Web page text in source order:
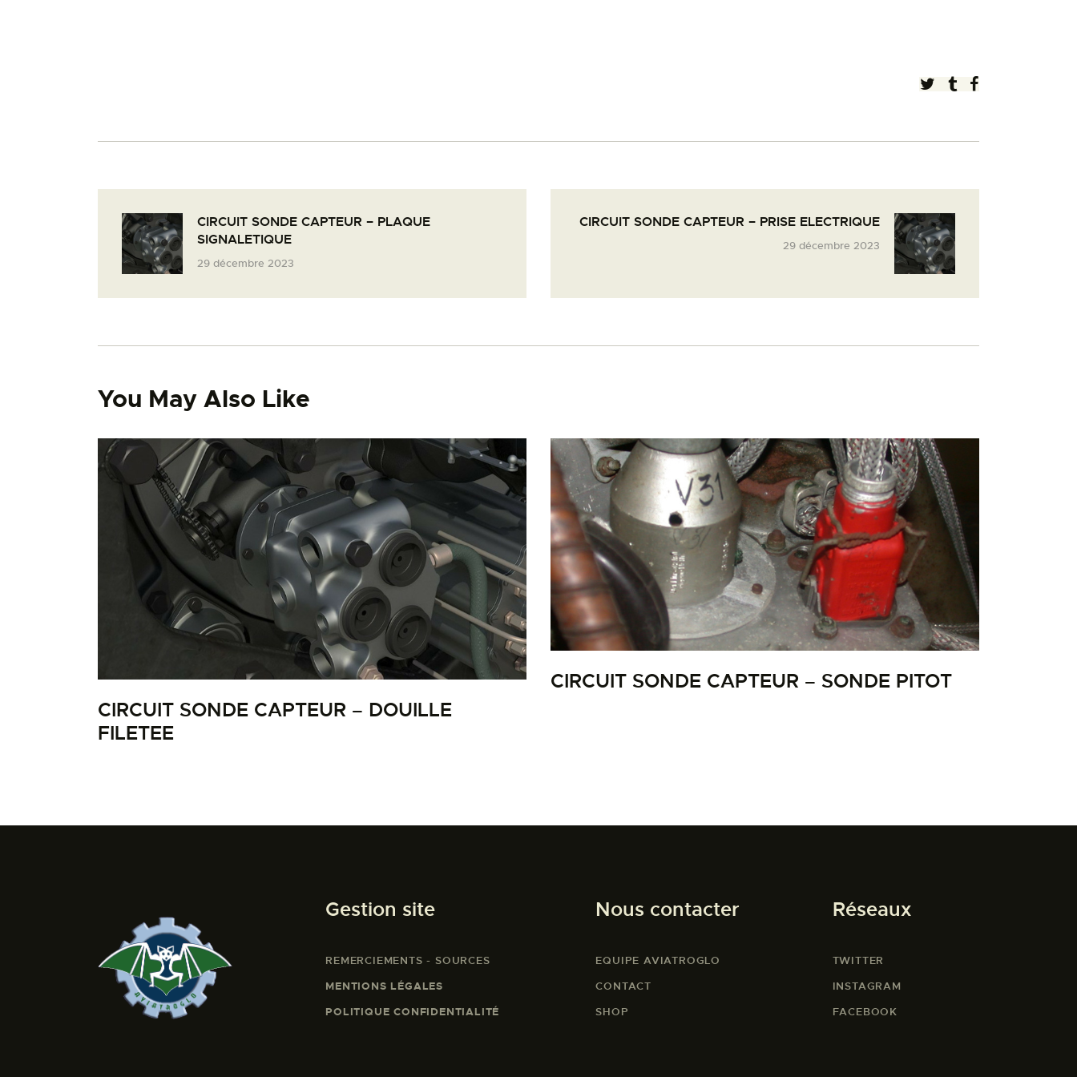
AGO
L’ATELIER DE L’AIR
CIRCUIT SONDE CAPTEUR – PLAQUE
SIGNALETIQUE
29 décembre 2023
CIRCUIT SONDE CAPTEUR – PRISE ELECTRIQUE
29 décembre 2023
You May Also Like
CIRCUIT SONDE CAPTEUR – DOUILLE
FILETEE
CIRCUIT SONDE CAPTEUR – SONDE PITOT
Gestion site
REMERCIEMENTS - SOURCES
MENTIONS LÉGALES
POLITIQUE CONFIDENTIALITÉ
Nous contacter
EQUIPE AVIATROGLO
CONTACT
SHOP
Réseaux
TWITTER
INSTAGRAM
FACEBOOK